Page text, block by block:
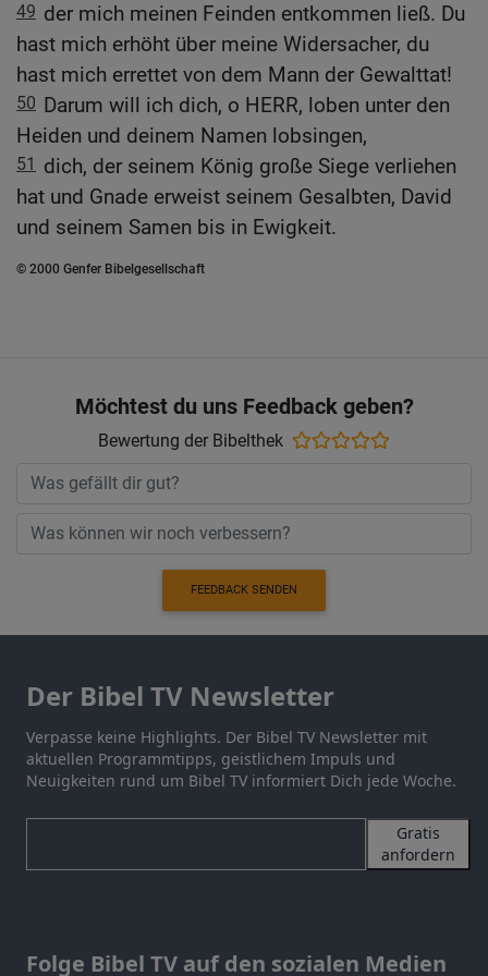
49 der mich meinen Feinden entkommen ließ. Du
hast mich erhöht über meine Widersacher, du
hast mich errettet von dem Mann der Gewalttat!
50 Darum will ich dich, o HERR, loben unter den
Heiden und deinem Namen lobsingen,
51
dich, der seinem König große Siege verliehen
hat und Gnade erweist seinem Gesalbten, David
und seinem Samen bis in Ewigkeit.
© 2000 Genfer Bibelgesellschaft
Möchtest du uns Feedback geben?
Bewertung der Bibelthek
FEEDBACK SENDEN
Der Bibel TV Newsletter
Verpasse keine Highlights. Der Bibel TV Newsletter mit
aktuellen Programmtipps, geistlichem Impuls und
Neuigkeiten rund um Bibel TV informiert Dich jede Woche.
Gratis
anfordern
Folge Bibel TV auf den sozialen Medien